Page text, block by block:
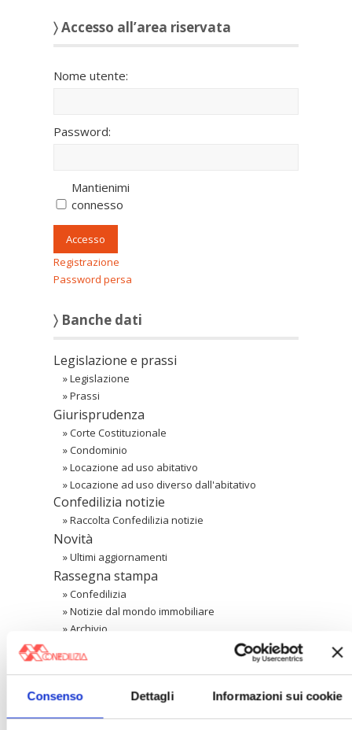
Consenso Dettagli Informazioni sui cookie
〉 Accesso all’area riservata
Nome utente:
Password:
Mantienimi
connesso
Accesso
Registrazione
Password persa
〉 Banche dati
Legislazione e prassi
»Legislazione
»Prassi
Giurisprudenza
»Corte Costituzionale
»Condominio
»Locazione ad uso abitativo
»Locazione ad uso diverso dall'abitativo
Confedilizia notizie
»Raccolta Confedilizia notizie
Novità
»Ultimi aggiornamenti
Rassegna stampa
»Confedilizia
»Notizie dal mondo immobiliare
» Archivio
Cerca
〉 Area riservata Associazioni